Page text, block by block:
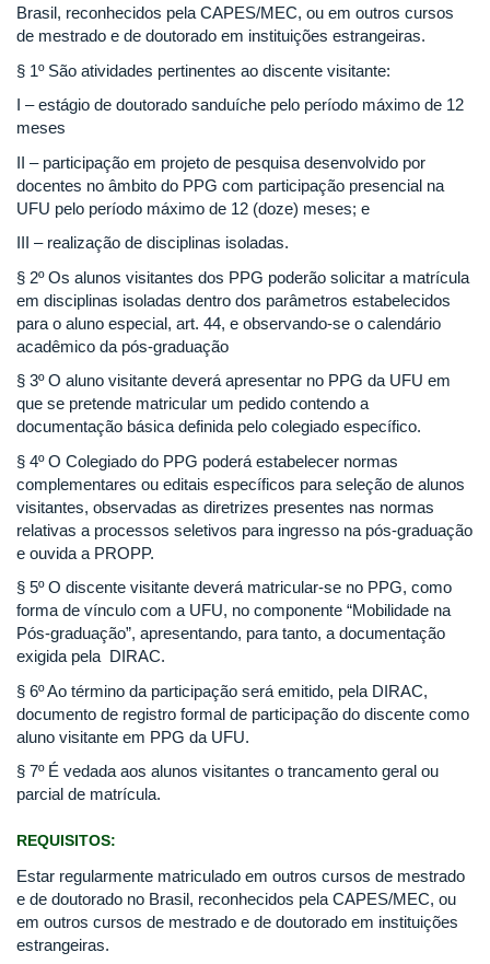
Brasil, reconhecidos pela CAPES/MEC, ou em outros cursos
de mestrado e de doutorado em instituições estrangeiras.
§ 1º São atividades pertinentes ao discente visitante:
I – estágio de doutorado sanduíche pelo período máximo de 12
meses
II – participação em projeto de pesquisa desenvolvido por
docentes no âmbito do PPG com participação presencial na
UFU pelo período máximo de 12 (doze) meses; e
III – realização de disciplinas isoladas.
§ 2º Os alunos visitantes dos PPG poderão solicitar a matrícula
em disciplinas isoladas dentro dos parâmetros estabelecidos
para o aluno especial, art. 44, e observando-se o calendário
acadêmico da pós-graduação
§ 3º O aluno visitante deverá apresentar no PPG da UFU em
que se pretende matricular um pedido contendo a
documentação básica definida pelo colegiado específico.
§ 4º O Colegiado do PPG poderá estabelecer normas
complementares ou editais específicos para seleção de alunos
visitantes, observadas as diretrizes presentes nas normas
relativas a processos seletivos para ingresso na pós-graduação
e ouvida a PROPP.​
§ 5º O discente visitante deverá matricular-se no PPG, como
forma de vínculo com a UFU, no componente “Mobilidade na
Pós-graduação”, apresentando, para tanto, a documentação
exigida pela DIRAC.
§ 6º Ao término da participação será emitido, pela DIRAC,
documento de registro formal de participação do discente como
aluno visitante em PPG da UFU.
§ 7º É vedada aos alunos visitantes o trancamento geral ou
parcial de matrícula.
REQUISITOS:
Estar regularmente matriculado em outros cursos de mestrado
e de doutorado no Brasil, reconhecidos pela CAPES/MEC, ou
em outros cursos de mestrado e de doutorado em instituições
estrangeiras.